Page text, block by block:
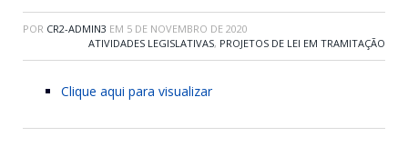
POR CR2-ADMIN3 EM 5 DE NOVEMBRO DE 2020
ATIVIDADES LEGISLATIVAS, PROJETOS DE LEI EM TRAMITAÇÃO
Clique aqui para visualizar